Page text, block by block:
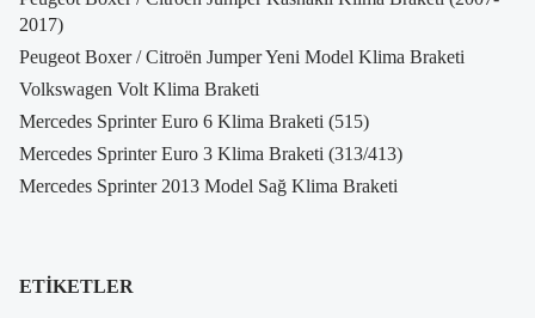
2017)
Peugeot Boxer / Citroën Jumper Yeni Model Klima Braketi
Volkswagen Volt Klima Braketi
Mercedes Sprinter Euro 6 Klima Braketi (515)
Mercedes Sprinter Euro 3 Klima Braketi (313/413)
Mercedes Sprinter 2013 Model Sağ Klima Braketi
ETIKETLER